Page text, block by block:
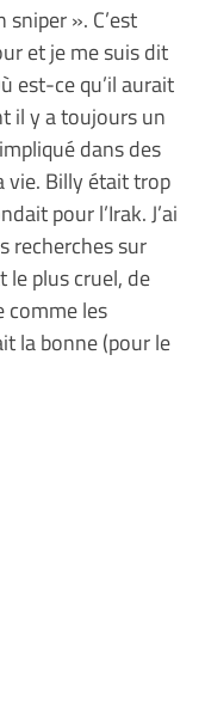
». C’est
et je me suis dit
est-ce qu’il aurait
il y a toujours un
dans des
vie. Billy était trop
pour l’Irak. J’ai
recherches sur
le plus cruel, de
comme les
la bonne (pour le